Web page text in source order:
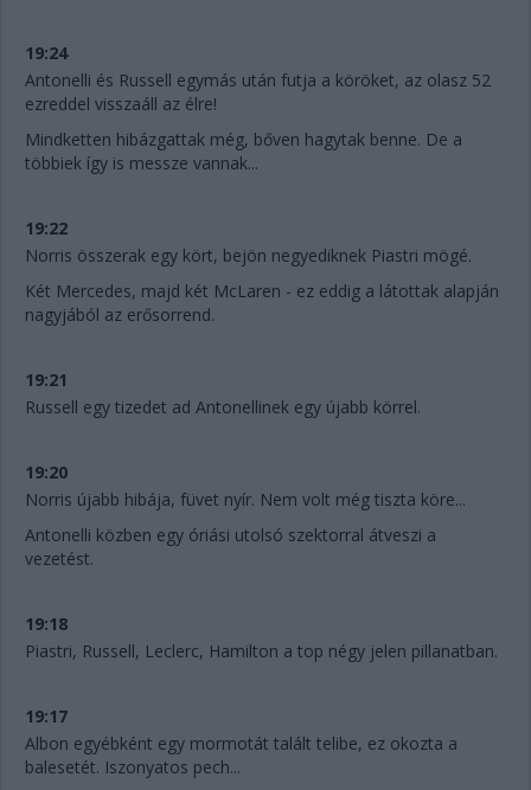
19:24
Antonelli és Russell egymás után futja a köröket, az olasz 52
ezreddel visszaáll az élre!
Mindketten hibázgattak még, bőven hagytak benne. De a
többiek így is messze vannak...
19:22
Norris összerak egy kört, bejön negyediknek Piastri mögé.
Két Mercedes, majd két McLaren - ez eddig a látottak alapján
nagyjából az erősorrend.
19:21
Russell egy tizedet ad Antonellinek egy újabb körrel.
19:20
Norris újabb hibája, füvet nyír. Nem volt még tiszta köre...
Antonelli közben egy óriási utolsó szektorral átveszi a
vezetést.
19:18
Piastri, Russell, Leclerc, Hamilton a top négy jelen pillanatban.
19:17
Albon egyébként egy mormotát talált telibe, ez okozta a
balesetét. Iszonyatos pech...